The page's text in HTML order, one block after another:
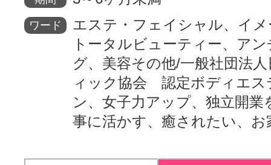
ワード
エステ・フェイシャル、イ
トータルビューティー、ア
グ、美容その他/一般社団法
ィック協会 認定ボディエス
ン、女子力アップ、独立開業
事に活かす、癒されたい、